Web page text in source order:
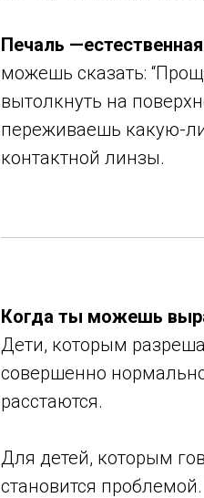
Печаль
можешь сказать:
вытолкнуть на
переживаешь какую-
контактной линзы.
Когда ты можешь
Дети, которым
совершенно
расстаются.
Для детей, которым
становится